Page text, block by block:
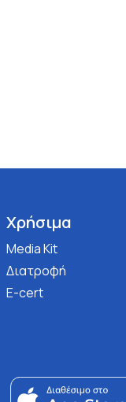
Χρήσιμα
Media Kit
Διατροφή
E-cert